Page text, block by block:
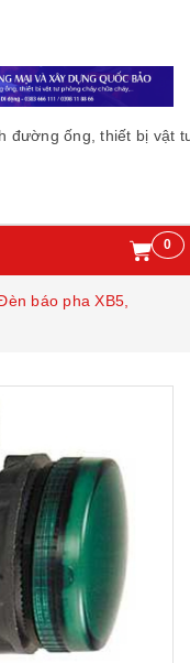
ống, thiết bị vật
0
báo pha XB5,